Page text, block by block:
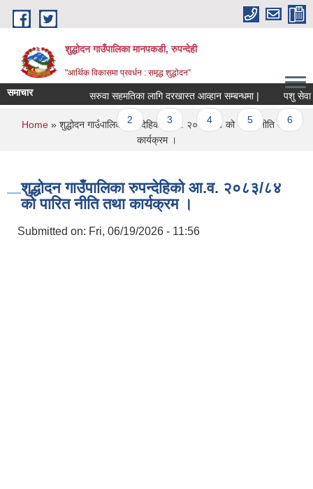
Skip to main content
शुद्धोदन गाउँपालिका मानपकडी, रुपन्देही
"आर्थिक विकासमा प्रवर्धन : समृद्ध शुद्धोदन”
समाचार सरुवा सहमतिका लागि दरखास्त आव्हान सम्बन्धमा | पशु सेवा
Pages
1 2 3 4 5 6
You are here
Home » शुद्धोदन गाउँपालिका रुपन्देहिको आ.व. २०८३/८४ को पारित नीति तथा
कार्यक्रम ।
शुद्धोदन गाउँपालिका रुपन्देहिको आ.व. २०८३/८४
को पारित नीति तथा कार्यक्रम ।
Submitted on: Fri, 06/19/2026 - 11:56